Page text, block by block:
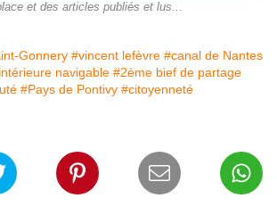
et des articles publiés et lus...
Gonnery #vincent lefèvre #canal de Nantes
navigable #2ème bief de partage
#Pays de Pontivy #citoyenneté